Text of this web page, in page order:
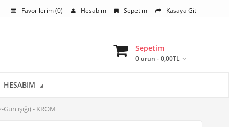
Favorilerim (0) Hesabım Sepetim Kasaya Git
Sepetim
0 ürün - 0,00TL
HESABIM
ışığı) - KROM